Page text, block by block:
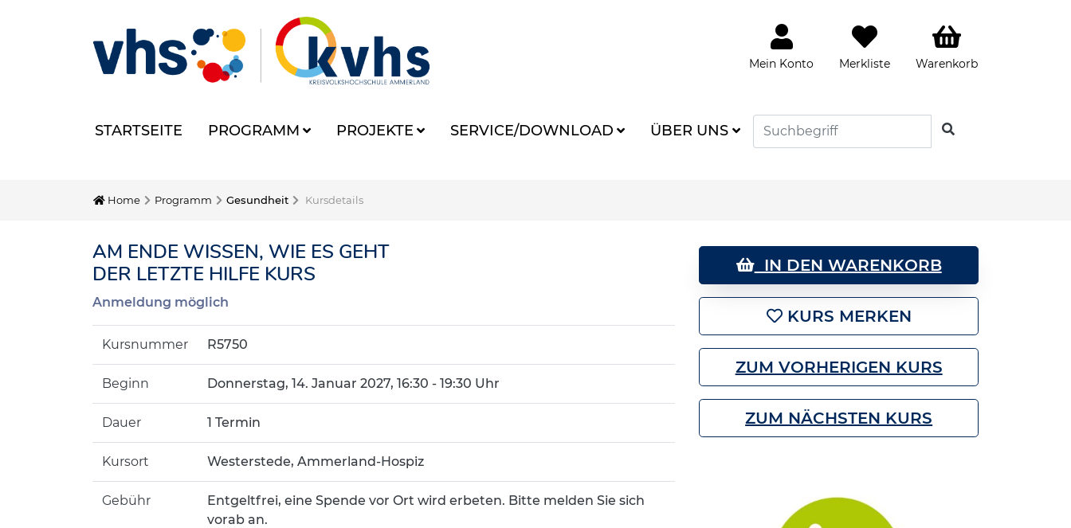
Mein Konto Merkliste Warenkorb
STARTSEITE PROGRAMM PROJEKTE SERVICE/DOWNLOAD ÜBER UNS SUCHEN
Home Programm Gesundheit Kursdetails
AM ENDE WISSEN, WIE ES GEHT
DER LETZTE HILFE KURS
Anmeldung möglich
Kursnummer R5750
Beginn Donnerstag, 14. Januar 2027, 16:30 - 19:30 Uhr
Dauer 1 Termin
Kursort Westerstede, Ammerland-Hospiz
Gebühr
Entgeltfrei, eine Spende vor Ort wird erbeten. Bitte melden Sie sich
vorab an.
IN DEN WARENKORB
KURS MERKEN
ZUM VORHERIGEN KURS
ZUM NÄCHSTEN KURS